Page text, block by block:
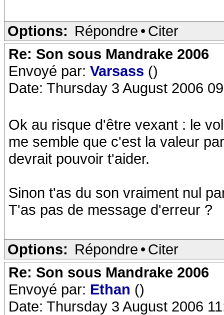
Options: Répondre • Citer
Re: Son sous Mandrake 2006
Envoyé par: Varsass ()
Date: Thursday 3 August 2006
Ok au risque d'être vexant : le
me semble que c'est la valeur
devrait pouvoir t'aider.
Sinon t'as du son vraiment nul
T'as pas de message d'erreur ?
Options: Répondre • Citer
Re: Son sous Mandrake 2006
Envoyé par: Ethan ()
Date: Thursday 3 August 2006